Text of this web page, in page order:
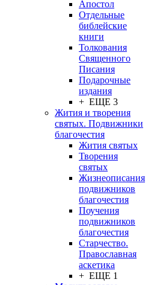
Апостол
Отдельные
библейские
книги
Толкования
Священного
Писания
Подарочные
издания
+ ЕЩЕ 3
Жития и творения
святых. Подвижники
благочестия
Жития святых
Творения
святых
Жизнеописания
подвижников
благочестия
Поучения
подвижников
благочестия
Старчество.
Православная
аскетика
+ ЕЩЕ 1